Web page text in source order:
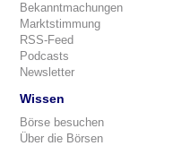
Bekanntmachungen
Marktstimmung
RSS-Feed
Podcasts
Newsletter
Wissen
Börse besuchen
Über die Börsen